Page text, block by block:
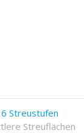
Streustufen
Streuflächen